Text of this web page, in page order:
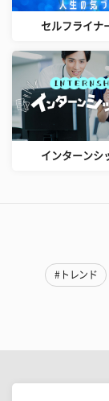
セルフライナ
インターンシ
#トレンド